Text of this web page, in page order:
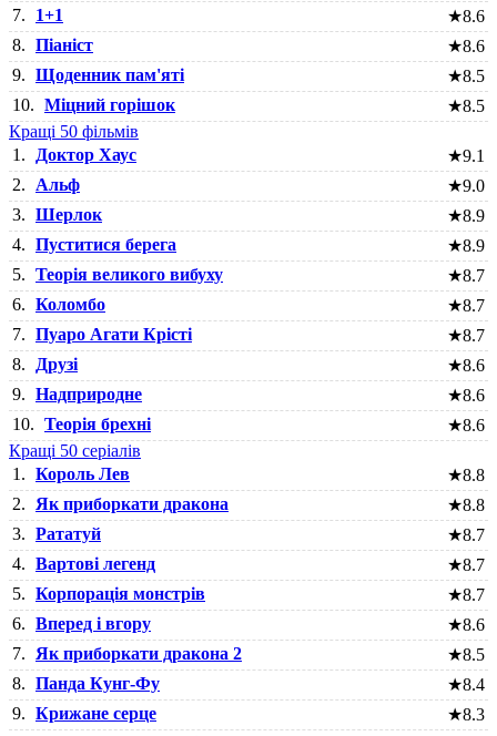
7.
1+1 ★8.6
8. Піаніст ★8.6
9. Щоденник пам'яті ★8.5
10. Міцний горішок ★8.5
Кращі 50 фільмів
1.
Доктор Хаус ★9.1
2.
Альф ★9.0
3. Шерлок ★8.9
4. Пуститися берега ★8.9
5. Теорія великого вибуху ★8.7
6. Коломбо ★8.7
7. Пуаро Агати Крісті ★8.7
8.
Друзі ★8.6
9. Надприродне ★8.6
10. Теорія брехні ★8.6
Кращі 50 серіалів
1. Король Лев ★8.8
2.
Як приборкати дракона ★8.8
3. Рататуй ★8.7
4. Вартові легенд ★8.7
5. Корпорація монстрів ★8.7
6. Вперед і вгору ★8.6
7.
Як приборкати дракона 2 ★8.5
8. Панда Кунг-Фу ★8.4
9. Крижане серце ★8.3